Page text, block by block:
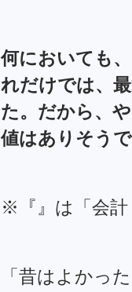
何においても
れだけでは、
た。だから、
値はありそう
※『』は「会計
「昔はよかっ